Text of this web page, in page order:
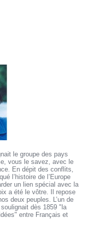
le groupe des pays
vous le savez, avec le
En dépit des conflits,
l’histoire de l’Europe
un lien spécial avec la
a été le vôtre. Il repose
deux peuples. L’un de
dès 1859 "la
entre Français et